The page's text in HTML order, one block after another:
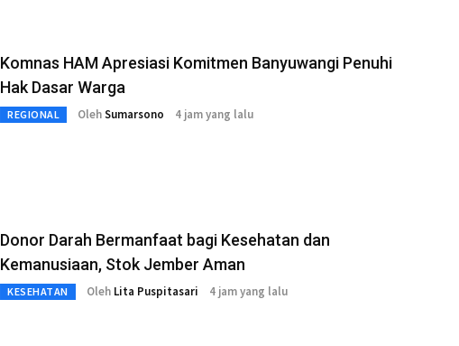
Komnas HAM Apresiasi Komitmen Banyuwangi Penuhi
Hak Dasar Warga
REGIONAL OlehSumarsono 4 jam yang lalu
Donor Darah Bermanfaat bagi Kesehatan dan
Kemanusiaan, Stok Jember Aman
KESEHATAN Oleh Lita Puspitasari 4 jam yang lalu